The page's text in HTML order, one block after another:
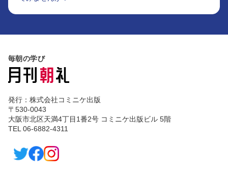
毎朝の学び
発行：株式会社コミニケ出版
〒530-0043
大阪市北区天満4丁目1番2号 コミニケ出版ビル 5階
TEL 06-6882-4311